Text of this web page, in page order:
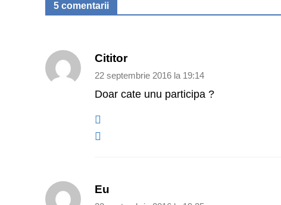
5 comentarii
Cititor
22 septembrie 2016 la 19:14
Doar cate unu participa ?
Eu